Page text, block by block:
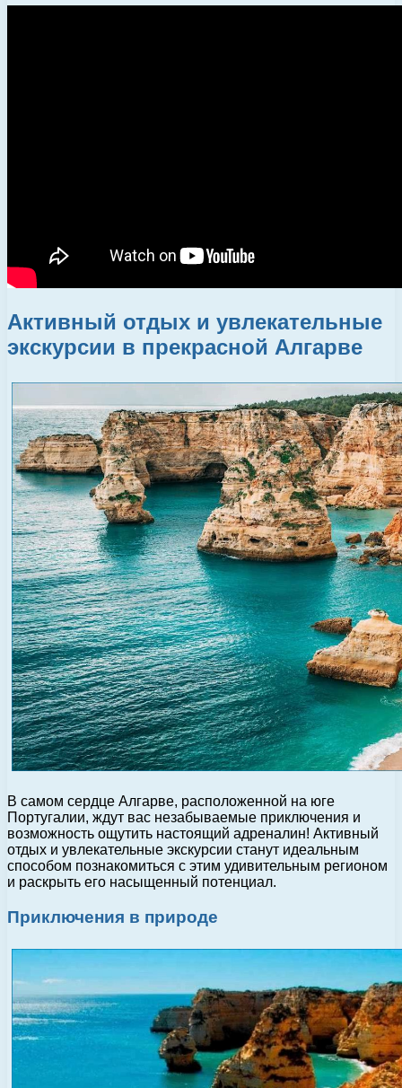
Активный отдых и увлекательные
экскурсии в прекрасной Алгарве
В самом сердце Алгарве, расположенной на юге
Португалии, ждут вас незабываемые приключения и
возможность ощутить настоящий адреналин! Активный
отдых и увлекательные экскурсии станут идеальным
способом познакомиться с этим удивительным регионом
и раскрыть его насыщенный потенциал.
Приключения в природе